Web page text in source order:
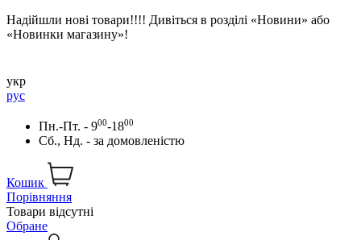
Надійшли нові товари!!!! Дивіться в розділі «Новини» або
«Новинки магазину»!
укр
рус
Пн.-Пт. - 900-1800
Сб., Нд. - за домовленістю
Кошик
Порівняння
Товари відсутні
Обране